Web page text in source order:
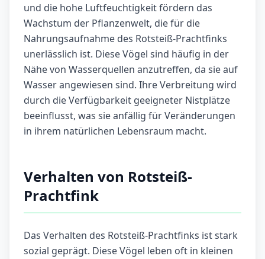
und die hohe Luftfeuchtigkeit fördern das
Wachstum der Pflanzenwelt, die für die
Nahrungsaufnahme des Rotsteiß-Prachtfinks
unerlässlich ist. Diese Vögel sind häufig in der
Nähe von Wasserquellen anzutreffen, da sie auf
Wasser angewiesen sind. Ihre Verbreitung wird
durch die Verfügbarkeit geeigneter Nistplätze
beeinflusst, was sie anfällig für Veränderungen
in ihrem natürlichen Lebensraum macht.
Verhalten von Rotsteiß-
Prachtfink
Das Verhalten des Rotsteiß-Prachtfinks ist stark
sozial geprägt. Diese Vögel leben oft in kleinen